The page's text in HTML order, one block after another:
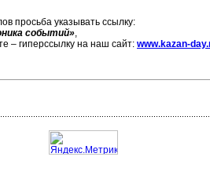
просьба указывать ссылку:
событий»,
– гиперссылку на наш сайт: www.kazan-